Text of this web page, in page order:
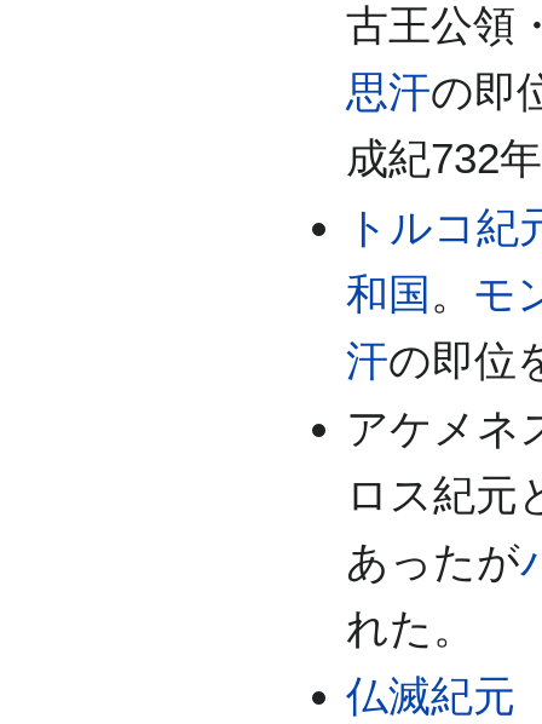
古王公領
思汗の即
成紀732
トルコ紀
和国 。 モ
汗の即位
アケメネ
ロス紀元
あったが
れた。
仏滅紀元